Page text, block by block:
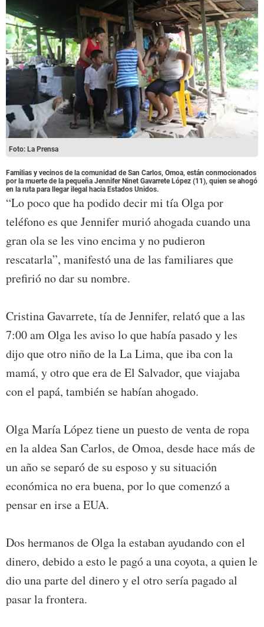
Foto: La Prensa
Familias y vecinos de la comunidad de San Carlos, Omoa, están conmocionados
por la muerte de la pequeña Jennifer Ninet Gavarrete López (11), quien se ahogó
en la ruta para llegar ilegal hacia Estados Unidos.
“Lo poco que ha podido decir mi tía Olga por
teléfono es que Jennifer murió ahogada cuando una
gran ola se les vino encima y no pudieron
rescatarla”, manifestó una de las familiares que
prefirió no dar su nombre.
Cristina Gavarrete, tía de Jennifer, relató que a las
7:00 am Olga les aviso lo que había pasado y les
dijo que otro niño de la La Lima, que iba con la
mamá, y otro que era de El Salvador, que viajaba
con el papá, también se habían ahogado.
Olga María López tiene un puesto de venta de ropa
en la aldea San Carlos, de Omoa, desde hace más de
un año se separó de su esposo y su situación
económica no era buena, por lo que comenzó a
pensar en irse a EUA.
Dos hermanos de Olga la estaban ayudando con el
dinero, debido a esto le pagó a una coyota, a quien le
dio una parte del dinero y el otro sería pagado al
pasar la frontera.